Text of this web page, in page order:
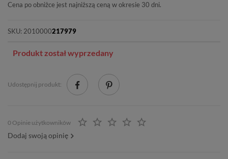
Cena po obniżce jest najniższą ceną w okresie 30 dni.
SKU: 2010000217979
Produkt został wyprzedany
Udostępnij produkt:
0 Opinie użytkowników
Dodaj swoją opinię